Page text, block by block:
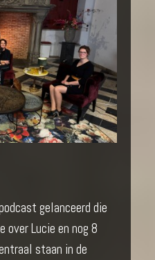
gelanceerd die
Lucie en nog 8
staan in de